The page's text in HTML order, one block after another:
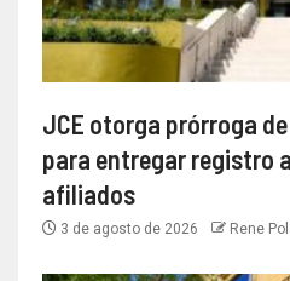
JCE otorga prórroga
para entregar registro
afiliados
3 de agosto de 2026 Rene